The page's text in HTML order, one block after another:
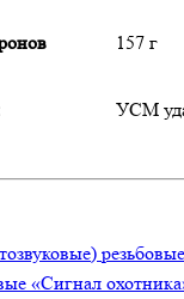
157 г
УСМ
«Сигнал